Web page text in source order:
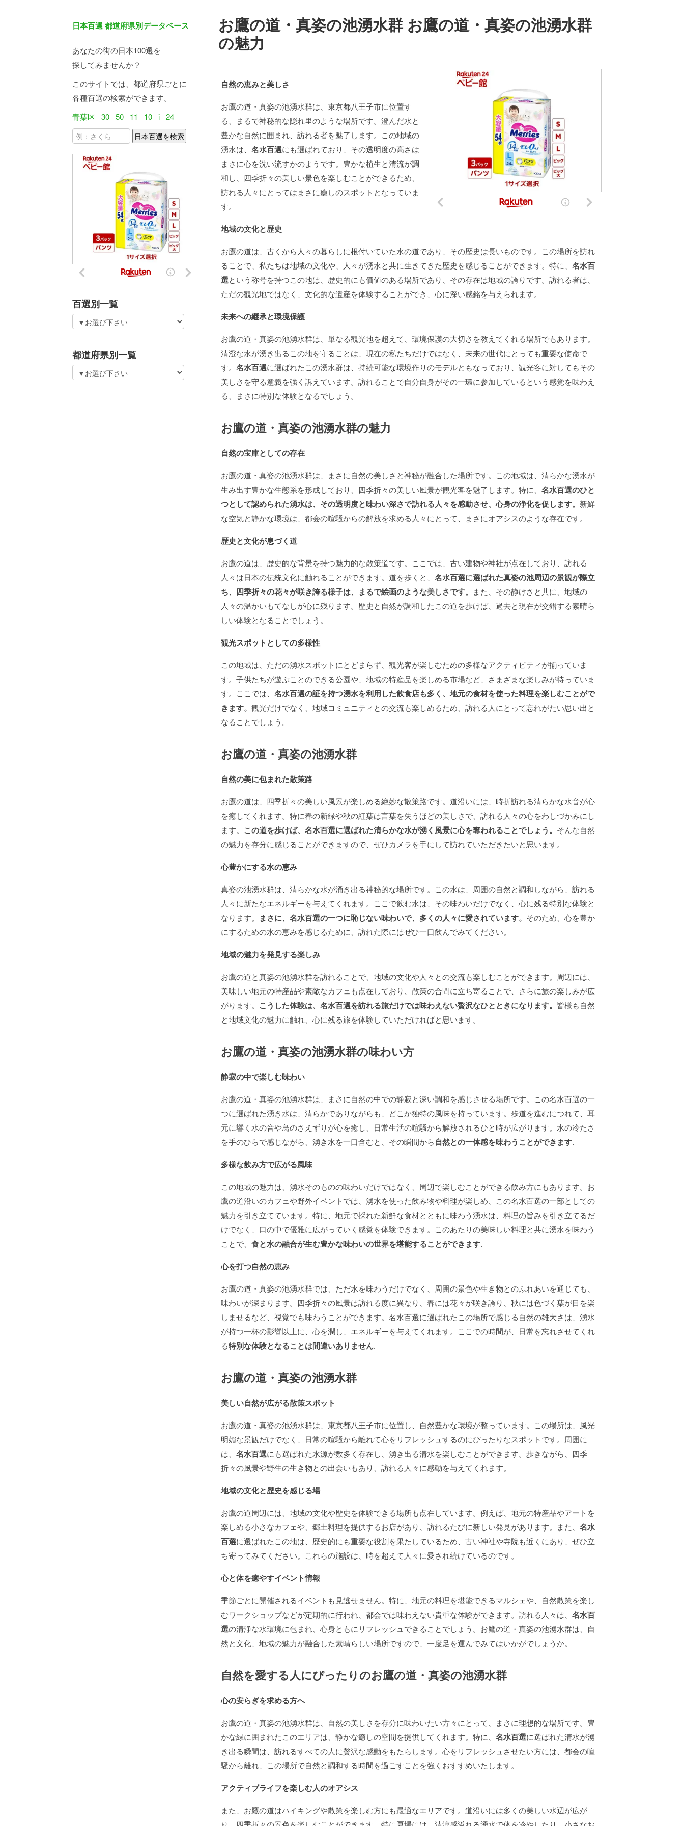
日本百選 都道府県別データベース
あなたの街の日本100選を
探してみませんか？
このサイトでは、都道府県ごとに
各種百選の検索ができます。
青葉区
30 50 11 10 i 24
百選別一覧
都道府県別一覧
お鷹の道・真姿の池湧水群 お鷹の道・真姿の池湧水群
の魅力
自然の恵みと美しさ
お鷹の道・真姿の池湧水群は、東京都八王子市に位置す
る、まるで神秘的な隠れ里のような場所です。澄んだ水と
豊かな自然に囲まれ、訪れる者を魅了します。この地域の
湧水は、 名水百選にも選ばれており、その透明度の高さは
まさに心を洗い流すかのようです。豊かな植生と清流が調
和し、四季折々の美しい景色を楽しむことができるため、
訪れる人々にとってはまさに癒しのスポットとなっていま
す。
地域の文化と歴史
お鷹の道は、古くから人々の暮らしに根付いていた水の道であり、その歴史は長いものです。この場所を訪れ
ることで、私たちは地域の文化や、人々が湧水と共に生きてきた歴史を感じることができます。特に、 名水百
選という称号を持つこの地は、歴史的にも価値のある場所であり、その存在は地域の誇りです。訪れる者は、
ただの観光地ではなく、文化的な遺産を体験することができ、心に深い感銘を与えられます。
未来への継承と環境保護
お鷹の道・真姿の池湧水群は、単なる観光地を超えて、環境保護の大切さを教えてくれる場所でもあります。
清澄な水が湧き出るこの地を守ることは、現在の私たちだけではなく、未来の世代にとっても重要な使命で
す。 名水百選に選ばれたこの湧水群は、持続可能な環境作りのモデルともなっており、観光客に対してもその
美しさを守る意義を強く訴えています。訪れることで自分自身がその一環に参加しているという感覚を味わえ
る、まさに特別な体験となるでしょう。
お鷹の道・真姿の池湧水群の魅力
自然の宝庫としての存在
お鷹の道・真姿の池湧水群は、まさに自然の美しさと神秘が融合した場所です。この地域は、清らかな湧水が
生み出す豊かな生態系を形成しており、四季折々の美しい風景が観光客を魅了します。特に、 名水百選のひと
つとして認められた湧水は、その透明度と味わい深さで訪れる人々を感動させ、心身の浄化を促します。 新鮮
な空気と静かな環境は、都会の喧騒からの解放を求める人々にとって、まさにオアシスのような存在です。
歴史と文化が息づく道
お鷹の道は、歴史的な背景を持つ魅力的な散策道です。ここでは、古い建物や神社が点在しており、訪れる
人々は日本の伝統文化に触れることができます。道を歩くと、 名水百選に選ばれた真姿の池周辺の景観が際立
ち、四季折々の花々が咲き誇る様子は、まるで絵画のような美しさです。 また、その静けさと共に、地域の
人々の温かいもてなしが心に残ります。歴史と自然が調和したこの道を歩けば、過去と現在が交錯する素晴ら
しい体験となることでしょう。
観光スポットとしての多様性
この地域は、ただの湧水スポットにとどまらず、観光客が楽しむための多様なアクティビティが揃っていま
す。子供たちが遊ぶことのできる公園や、地域の特産品を楽しめる市場など、さまざまな楽しみが待っていま
す。ここでは、 名水百選の証を持つ湧水を利用した飲食店も多く、地元の食材を使った料理を楽しむことがで
きます。 観光だけでなく、地域コミュニティとの交流も楽しめるため、訪れる人にとって忘れがたい思い出と
なることでしょう。
お鷹の道・真姿の池湧水群
自然の美に包まれた散策路
お鷹の道は、四季折々の美しい風景が楽しめる絶妙な散策路です。道沿いには、時折訪れる清らかな水音が心
を癒してくれます。特に春の新緑や秋の紅葉は言葉を失うほどの美しさで、訪れる人々の心をわしづかみにし
ます。 この道を歩けば、名水百選に選ばれた清らかな水が湧く風景に心を奪われることでしょう。 そんな自然
の魅力を存分に感じることができますので、ぜひカメラを手にして訪れていただきたいと思います。
心豊かにする水の恵み
真姿の池湧水群は、清らかな水が涌き出る神秘的な場所です。この水は、周囲の自然と調和しながら、訪れる
人々に新たなエネルギーを与えてくれます。ここで飲む水は、その味わいだけでなく、心に残る特別な体験と
なります。
まさに、名水百選の一つに恥じない味わいで、多くの人々に愛されています。 そのため、心を豊か
にするための水の恵みを感じるために、訪れた際にはぜひ一口飲んでみてください。
地域の魅力を発見する楽しみ
お鷹の道と真姿の池湧水群を訪れることで、地域の文化や人々との交流も楽しむことができます。周辺には、
美味しい地元の特産品や素敵なカフェも点在しており、散策の合間に立ち寄ることで、さらに旅の楽しみが広
がります。 こうした体験は、名水百選を訪れる旅だけでは味わえない贅沢なひとときになります。 皆様も自然
と地域文化の魅力に触れ、心に残る旅を体験していただければと思います。
お鷹の道・真姿の池湧水群の味わい方
静寂の中で楽しむ味わい
お鷹の道・真姿の池湧水群は、まさに自然の中での静寂と深い調和を感じさせる場所です。この名水百選の一
つに選ばれた湧き水は、清らかでありながらも、どこか独特の風味を持っています。歩道を進むにつれて、耳
元に響く水の音や鳥のさえずりが心を癒し、日常生活の喧騒から解放されるひと時が広がります。水の冷たさ
を手のひらで感じながら、湧き水を一口含むと、その瞬間から自然との一体感を味わうことができます.
多様な飲み方で広がる風味
この地域の魅力は、湧水そのものの味わいだけではなく、周辺で楽しむことができる飲み方にもあります。お
鷹の道沿いのカフェや野外イベントでは、湧水を使った飲み物や料理が楽しめ、この名水百選の一部としての
魅力を引き立てています。特に、地元で採れた新鮮な食材とともに味わう湧水は、料理の旨みを引き立てるだ
けでなく、口の中で優雅に広がっていく感覚を体験できます。このあたりの美味しい料理と共に湧水を味わう
ことで、 食と水の融合が生む豊かな味わいの世界を堪能することができます.
心を打つ自然の恵み
お鷹の道・真姿の池湧水群では、ただ水を味わうだけでなく、周囲の景色や生き物とのふれあいを通じても、
味わいが深まります。四季折々の風景は訪れる度に異なり、春には花々が咲き誇り、秋には色づく葉が目を楽
しませるなど、視覚でも味わうことができます。名水百選に選ばれたこの場所で感じる自然の雄大さは、湧水
が持つ一杯の影響以上に、心を潤し、エネルギーを与えてくれます。ここでの時間が、日常を忘れさせてくれ
る特別な体験となることは間違いありません.
お鷹の道・真姿の池湧水群
美しい自然が広がる散策スポット
お鷹の道・真姿の池湧水群は、東京都八王子市に位置し、自然豊かな環境が整っています。この場所は、風光
明媚な景観だけでなく、日常の喧騒から離れて心をリフレッシュするのにぴったりなスポットです。周囲に
は、 名水百選にも選ばれた水源が数多く存在し、湧き出る清水を楽しむことができます。歩きながら、四季
折々の風景や野生の生き物との出会いもあり、訪れる人々に感動を与えてくれます。
地域の文化と歴史を感じる場
お鷹の道周辺には、地域の文化や歴史を体験できる場所も点在しています。例えば、地元の特産品やアートを
楽しめる小さなカフェや、郷土料理を提供するお店があり、訪れるたびに新しい発見があります。また、 名水
百選に選ばれたこの地は、歴史的にも重要な役割を果たしているため、古い神社や寺院も近くにあり、ぜひ立
ち寄ってみてください。これらの施設は、時を超えて人々に愛され続けているのです。
心と体を癒やすイベント情報
季節ごとに開催されるイベントも見逃せません。特に、地元の料理を堪能できるマルシェや、自然散策を楽し
むワークショップなどが定期的に行われ、都会では味わえない貴重な体験ができます。訪れる人々は、 名水百
選の清浄な水環境に包まれ、心身ともにリフレッシュできることでしょう。お鷹の道・真姿の池湧水群は、自
然と文化、地域の魅力が融合した素晴らしい場所ですので、一度足を運んでみてはいかがでしょうか。
自然を愛する人にぴったりのお鷹の道・真姿の池湧水群
心の安らぎを求める方へ
お鷹の道・真姿の池湧水群は、自然の美しさを存分に味わいたい方々にとって、まさに理想的な場所です。豊
かな緑に囲まれたこのエリアは、静かな癒しの空間を提供してくれます。特に、 名水百選に選ばれた清水が湧
き出る瞬間は、訪れるすべての人に贅沢な感動をもたらします。心をリフレッシュさせたい方には、都会の喧
騒から離れ、この場所で自然と調和する時間を過ごすことを強くおすすめいたします。
アクティブライフを楽しむ人のオアシス
また、お鷹の道はハイキングや散策を楽しむ方にも最適なエリアです。道沿いには多くの美しい水辺が広が